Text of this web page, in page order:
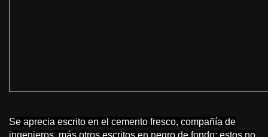
Se aprecia escrito en el cemento fresco, compañía de
ingenieros, más otros escritos en negro de fondo; estos no